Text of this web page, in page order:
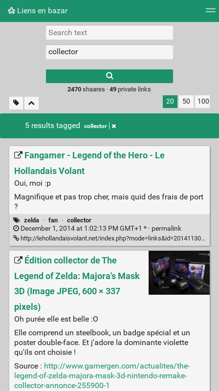
Liens en bazar
Picture wall
2470 shaares ·49 private links
20 50 100
5 results tagged collector
Fangamer - Legend of the Hero - Le
Hollandais Volant
Oui, moi :p
Magnifique et pas trop cher, mais quid des frais de port
?
zelda · fan · collector
December 1, 2014 at 1:02:13 PM GMT+1 * · permalink
http://lehollandaisvolant.net/index.php?mode=links&id=20141130185405
Édition collector de The
Legend of Zelda: Majora's Mask
3D (Image JPEG, 600 × 337
pixels)
Oh purée elle est belle :O
Elle comprend un steelbook, un badge spécial et un
poster double-face. Et j'adore la dominante violette
qu'ils ont choisie !
Source : http://www.gamergen.com/actualites/the-
legend-of-zelda-majora-mask-3d-nintendo-remake-
collector-annonce-255900-1